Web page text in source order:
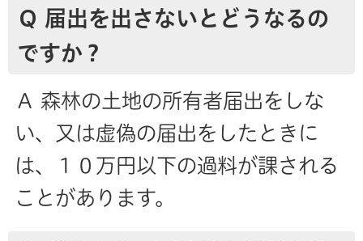
Ｑ 届出を出さないとどうなるの
ですか？
Ａ 森林の土地の所有者届出をしな
い、又は虚偽の届出をしたときに
は、１０万円以下の過料が課される
ことがあります。